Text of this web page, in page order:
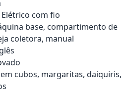
com fio
base, compartimento de
coletora, manual
cubos, margaritas, daiquiris,